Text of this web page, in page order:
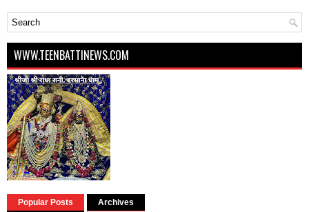
WWW.TEENBATTINEWS.COM
Popular Posts Archives